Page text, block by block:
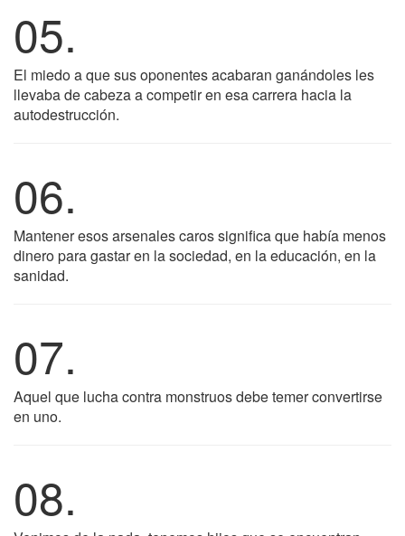
05.
El miedo a que sus oponentes acabaran ganándoles les
llevaba de cabeza a competir en esa carrera hacia la
autodestrucción.
06.
Mantener esos arsenales caros significa que había menos
dinero para gastar en la sociedad, en la educación, en la
sanidad.
07.
Aquel que lucha contra monstruos debe temer convertirse
en uno.
08.